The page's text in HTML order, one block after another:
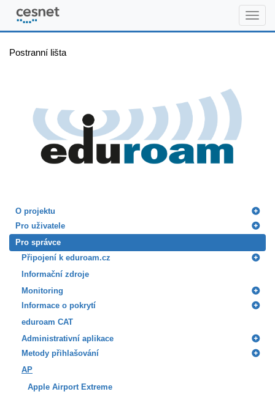
Postranní lišta
O projektu
Pro uživatele
Pro správce
Připojení k eduroam.cz
Informační zdroje
Monitoring
Informace o pokrytí
eduroam CAT
Administrativní aplikace
Metody přihlašování
AP
Apple Airport Extreme